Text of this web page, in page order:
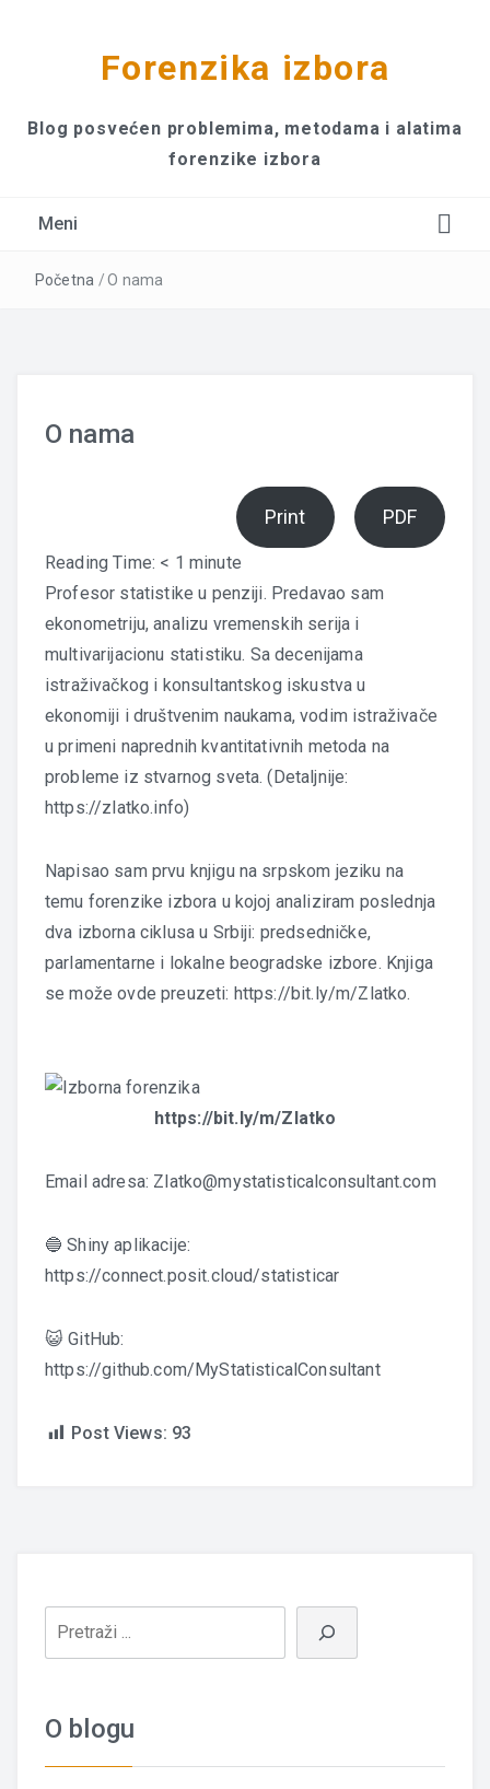
Forenzika izbora
Blog posvećen problemima, metodama i alatima
forenzike izbora
Meni
Početna / O nama
O nama
Print PDF
Reading Time: < 1 minute
Profesor statistike u penziji. Predavao sam
ekonometriju, analizu vremenskih serija i
multivarijacionu statistiku. Sa decenijama
istraživačkog i konsultantskog iskustva u
ekonomiji i društvenim naukama, vodim istraživače
u primeni naprednih kvantitativnih metoda na
probleme iz stvarnog sveta. (Detaljnije:
https://zlatko.info)
Napisao sam prvu knjigu na srpskom jeziku na
temu forenzike izbora u kojoj analiziram poslednja
dva izborna ciklusa u Srbiji: predsedničke,
parlamentarne i lokalne beogradske izbore. Knjiga
se može ovde preuzeti: https://bit.ly/m/Zlatko.
https://bit.ly/m/Zlatko
Email adresa: Zlatko@mystatisticalconsultant.com
🔵 Shiny aplikacije:
https://connect.posit.cloud/statisticar
😺 GitHub:
https://github.com/MyStatisticalConsultant
Post Views: 93
O blogu